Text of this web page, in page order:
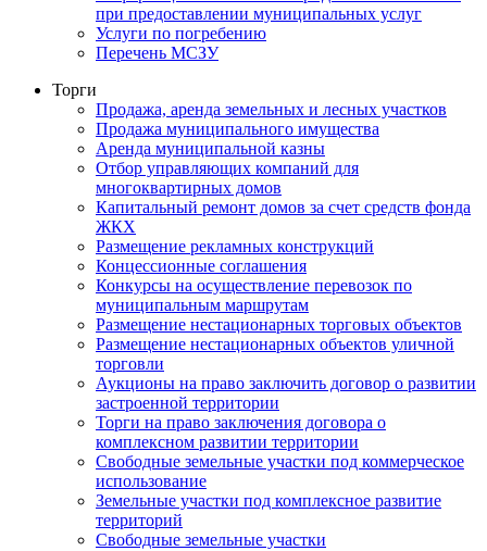
при предоставлении муниципальных услуг
Услуги по погребению
Перечень МСЗУ
Торги
Продажа, аренда земельных и лесных участков
Продажа муниципального имущества
Аренда муниципальной казны
Отбор управляющих компаний для
многоквартирных домов
Капитальный ремонт домов за счет средств фонда
ЖКХ
Размещение рекламных конструкций
Концессионные соглашения
Конкурсы на осуществление перевозок по
муниципальным маршрутам
Размещение нестационарных торговых объектов
Размещение нестационарных объектов уличной
торговли
Аукционы на право заключить договор о развитии
застроенной территории
Торги на право заключения договора о
комплексном развитии территории
Свободные земельные участки под коммерческое
использование
Земельные участки под комплексное развитие
территорий
Свободные земельные участки